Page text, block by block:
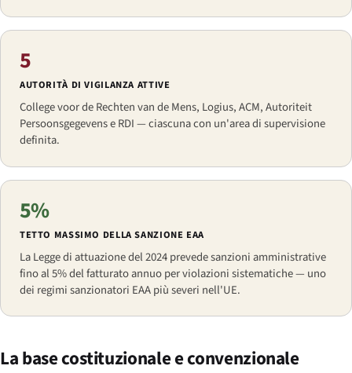
5
AUTORITÀ DI VIGILANZA ATTIVE
College voor de Rechten van de Mens, Logius, ACM, Autoriteit
Persoonsgegevens e RDI — ciascuna con un'area di supervisione
definita.
5%
TETTO MASSIMO DELLA SANZIONE EAA
La Legge di attuazione del 2024 prevede sanzioni amministrative
fino al 5% del fatturato annuo per violazioni sistematiche — uno
dei regimi sanzionatori EAA più severi nell'UE.
La base costituzionale e convenzionale